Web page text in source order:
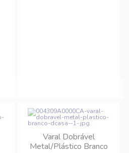
Varal Dobrável
Metal/Plástico Branco